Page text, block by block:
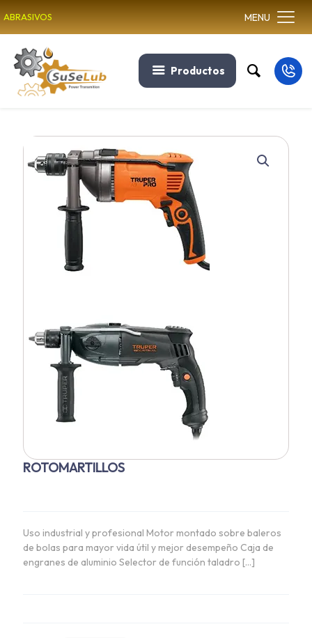
ABRASIVOS MENU
Productos
ROTOMARTILLOS
Uso industrial y profesional Motor montado sobre baleros
de bolas para mayor vida útil y mejor desempeño Caja de
engranes de aluminio Selector de función taladro […]